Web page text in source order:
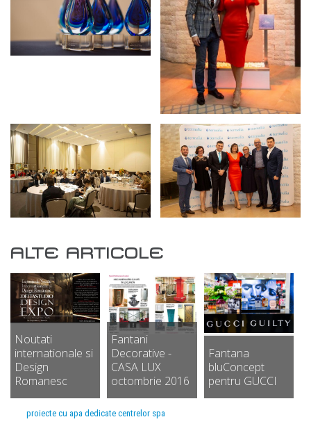
ALTE ARTICOLE
Noutati
internationale si
Design
Romanesc
Fantani
Decorative -
CASA LUX
octombrie 2016
Fantana
bluConcept
pentru GUCCI
proiecte cu apa dedicate centrelor spa